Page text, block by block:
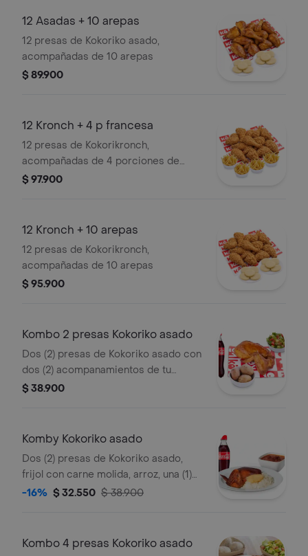
12 Asadas + 10 arepas
12 presas de Kokoriko asado,
acompañadas de 10 arepas
$ 89.900
12 Kronch + 4 p francesa
12 presas de Kokorikronch,
acompañadas de 4 porciones de
papa francesa
$ 97.900
12 Kronch + 10 arepas
12 presas de Kokorikronch,
acompañadas de 10 arepas
$ 95.900
Kombo 2 presas Kokoriko asado
Dos (2) presas de Kokoriko asado con
dos (2) acompanamientos de tu
eleccion, una (1) Coca Cola 400 ml y 1
$ 38.900
Komby Kokoriko asado
Dos (2) presas de Kokoriko asado,
frijol con carne molida, arroz, una (1)
arepa, una (1) Coca Cola 400 ml y 1
-16% $ 32.550 $ 38.900
Kombo 4 presas Kokoriko asado